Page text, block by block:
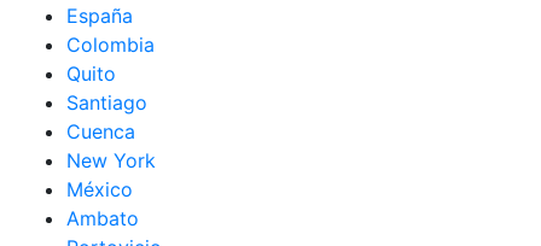
España
Colombia
Quito
Santiago
Cuenca
New York
México
Ambato